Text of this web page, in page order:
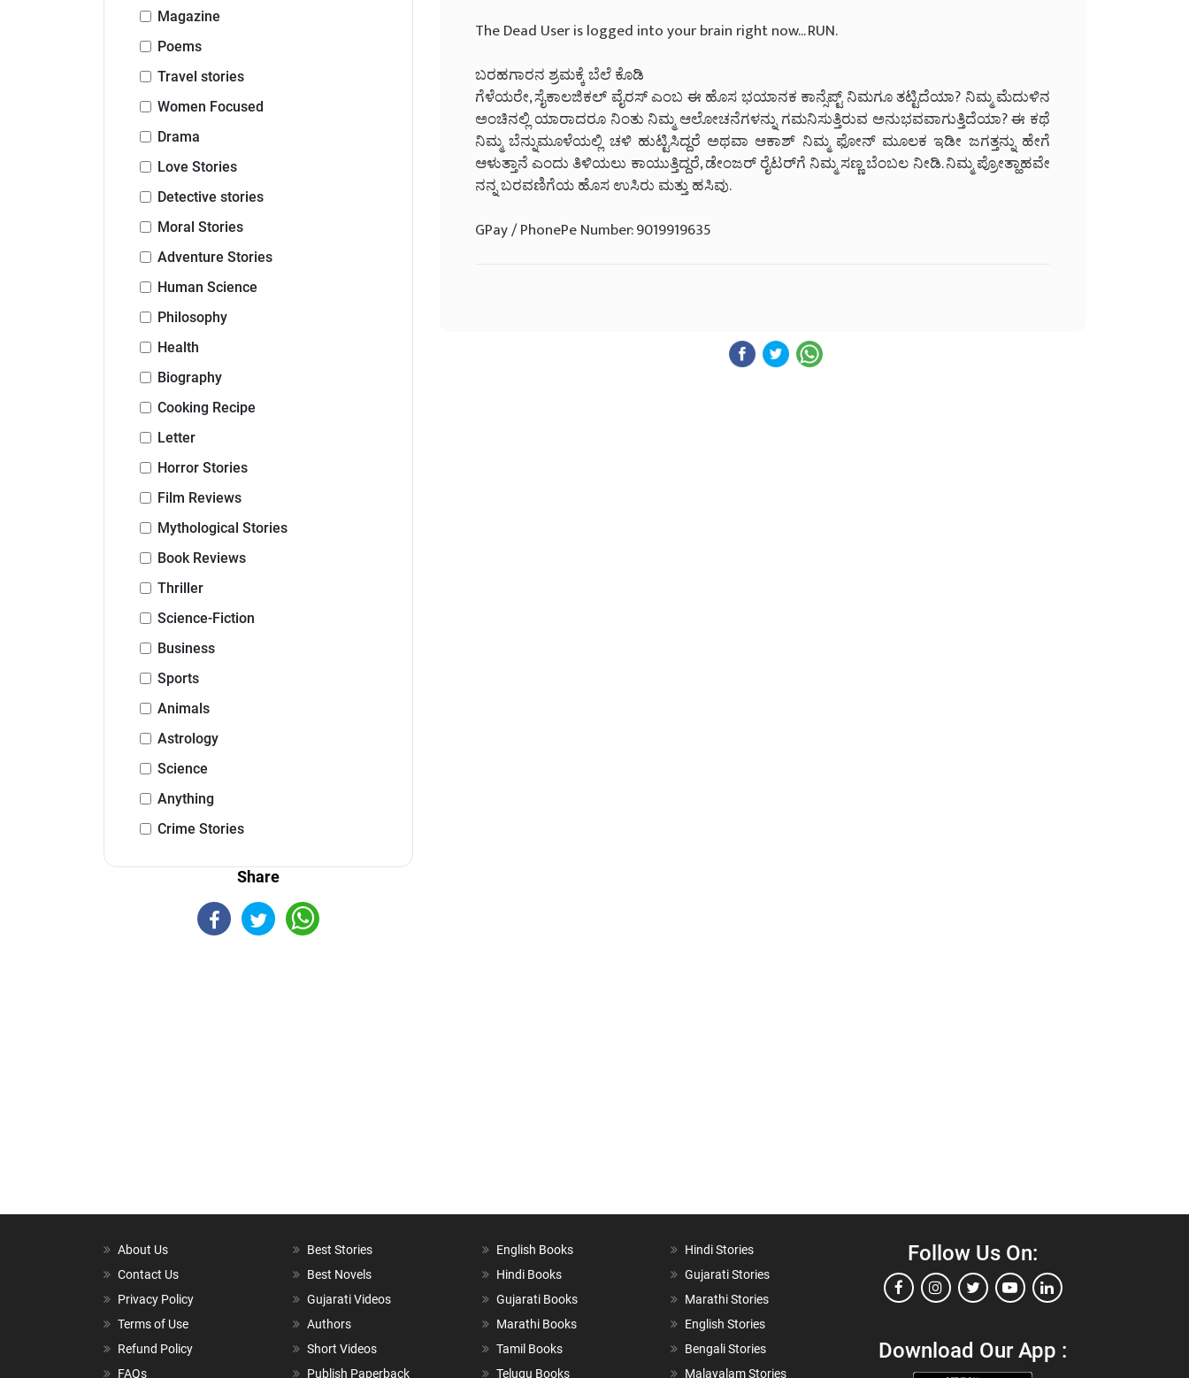
Magazine
Poems
Travel stories
Women Focused
Drama
Love Stories
Detective stories
Moral Stories
Adventure Stories
Human Science
Philosophy
Health
Biography
Cooking Recipe
Letter
Horror Stories
Film Reviews
Mythological Stories
Book Reviews
Thriller
Science-Fiction
Business
Sports
Animals
Astrology
Science
Anything
Crime Stories
Share
The Dead User is logged into your brain right now... RUN.
ಬರಹಗಾರನ ಶ್ರಮಕ್ಕೆ ಬೆಲೆ ಕೊಡಿ
ಗೆಳೆಯರೇ, ಸೈಕಾಲಜಿಕಲ್ ವೈರಸ್ ಎಂಬ ಈ ಹೊಸ ಭಯಾನಕ ಕಾನ್ಸೆಪ್ಟ್ ನಿಮಗೂ ತಟ್ಟಿದೆಯಾ? ನಿಮ್ಮ ಮೆದುಳಿನ
ಅಂಚಿನಲ್ಲಿ ಯಾರಾದರೂ ನಿಂತು ನಿಮ್ಮ ಆಲೋಚನೆಗಳನ್ನು ಗಮನಿಸುತ್ತಿರುವ ಅನುಭವವಾಗುತ್ತಿದೆಯಾ? ಈ ಕಥೆ
ನಿಮ್ಮ ಬೆನ್ನುಮೂಳೆಯಲ್ಲಿ ಚಳಿ ಹುಟ್ಟಿಸಿದ್ದರೆ ಅಥವಾ ಆಕಾಶ್ ನಿಮ್ಮ ಫೋನ್ ಮೂಲಕ ಇಡೀ ಜಗತ್ತನ್ನು ಹೇಗೆ
ಆಳುತ್ತಾನೆ ಎಂದು ತಿಳಿಯಲು ಕಾಯುತ್ತಿದ್ದರೆ, ಡೇಂಜರ್ ರೈಟರ್‌ಗೆ ನಿಮ್ಮ ಸಣ್ಣ ಬೆಂಬಲ ನೀಡಿ. ನಿಮ್ಮ ಪ್ರೋತ್ಹಾಹವೇ
ನನ್ನ ಬರವಣಿಗೆಯ ಹೊಸ ಉಸಿರು ಮತ್ತು ಹಸಿವು.
GPay / PhonePe Number: 9019919635
About Us
Contact Us
Privacy Policy
Terms of Use
Refund Policy
FAQs
Best Stories
Best Novels
Gujarati Videos
Authors
Short Videos
Publish Paperback
English Books
Hindi Books
Gujarati Books
Marathi Books
Tamil Books
Telugu Books
Hindi Stories
Gujarati Stories
Marathi Stories
English Stories
Bengali Stories
Malayalam Stories
Follow Us On:
Download Our App :